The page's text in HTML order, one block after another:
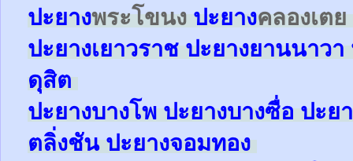
ปะยางพระโขนงปะยางคลองเตย
ปะยางเยาวราชปะยางยานนาวา
ดุสิต
ปะยางบางโพปะยางบางซื่อปะย
ตลิ่งชันปะยางจอมทอง